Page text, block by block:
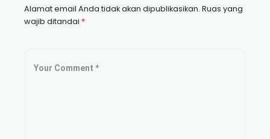
Alamat email Anda tidak akan dipublikasikan. Ruas yang
wajib ditandai *